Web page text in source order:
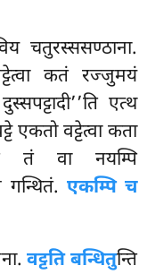
चतुरस्ससण्ठाना.
कतं रज्जुमयं
एत्थ
एकतो वट्टेत्वा कता
तं वा नयम्पि
एकम्पि च
वट्टति बन्धितुन्ति